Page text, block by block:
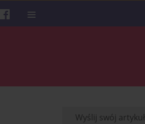
Wyślij swój artykuł